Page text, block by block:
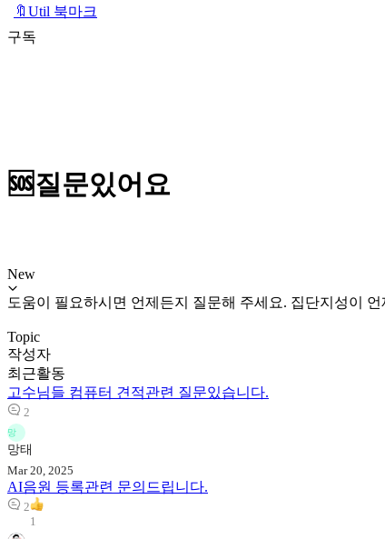
🔖Util 북마크
구독
🆘질문있어요
New
도움이 필요하시면 언제든지 질문해 주세요. 집단지성이
Topic
작성자
최근활동
고수님들 컴퓨터 견적관련 질문있습니다.
2
망
망태
Mar 20, 2025
AI음원 등록관련 문의드립니다.
2
1